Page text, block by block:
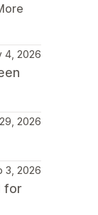
4, 2026
2026
3, 2026
for